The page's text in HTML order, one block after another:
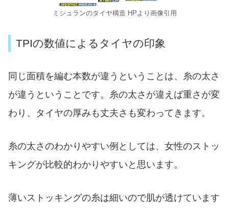
ミシュランのタイヤ構造 HPより画像引用
TPIの数値によるタイヤの印象
同じ面積を編む本数が違うということは、糸の太さ
が違うということです。糸の太さが違えば重さが変
わり、タイヤの厚みも丈夫さも変わってきます。
糸の太さのわかりやすい例としては、女性のストッ
キングが比較的わかりやすいと思います。
薄いストッキングの糸は細いので肌が透けています